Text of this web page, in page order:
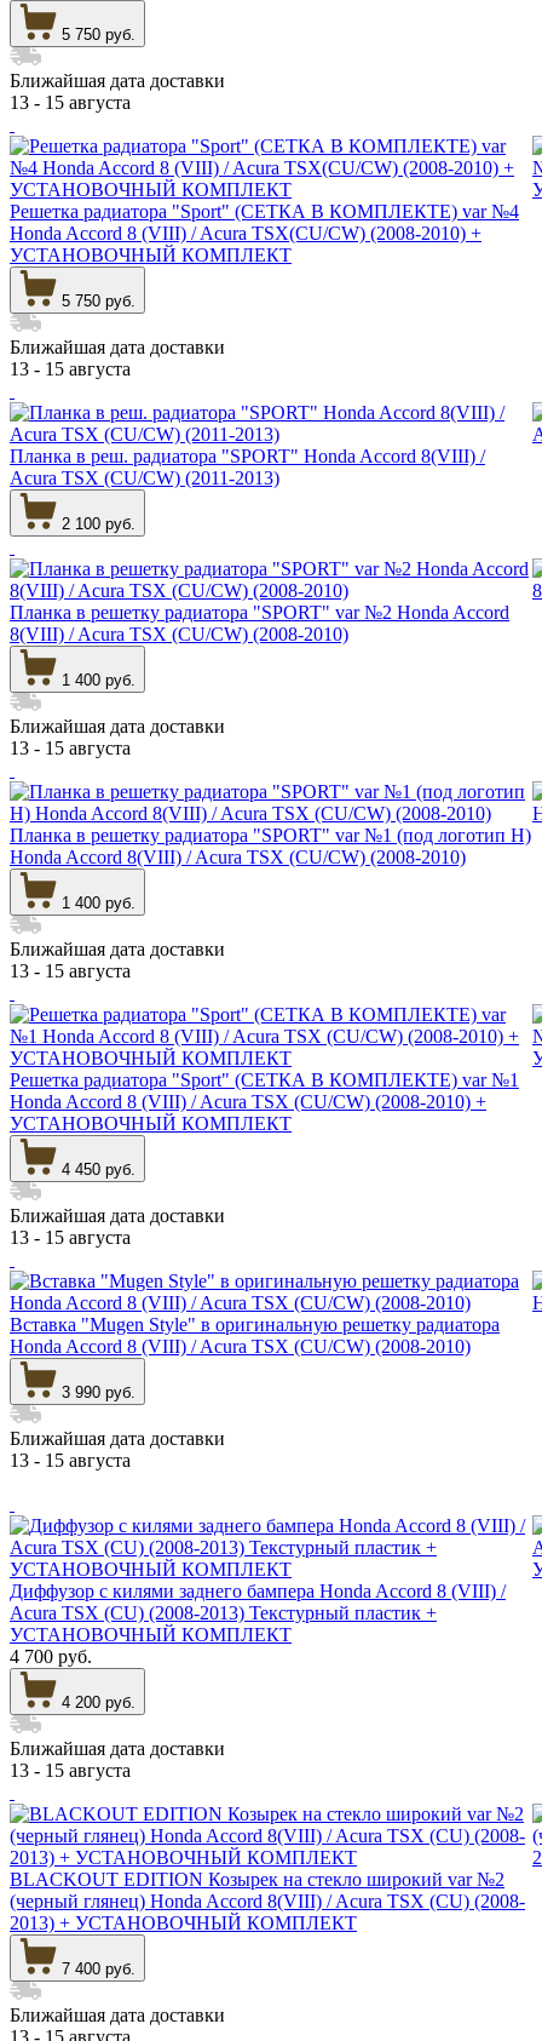
5 750 руб.
Ближайшая дата доставки
13 - 15 августа
Решетка радиатора "Sport" (СЕТКА В КОМПЛЕКТЕ) var №4
Honda Accord 8 (VIII) / Acura TSX(CU/CW) (2008-2010) +
УСТАНОВОЧНЫЙ КОМПЛЕКТ
5 750 руб.
Ближайшая дата доставки
13 - 15 августа
Планка в реш. радиатора "SPORT" Honda Accord 8(VIII) /
Acura TSX (CU/CW) (2011-2013)
2 100 руб.
Планка в решетку радиатора "SPORT" var №2 Honda Accord
8(VIII) / Acura TSX (CU/CW) (2008-2010)
1 400 руб.
Ближайшая дата доставки
13 - 15 августа
Планка в решетку радиатора "SPORT" var №1 (под логотип Н)
Honda Accord 8(VIII) / Acura TSX (CU/CW) (2008-2010)
1 400 руб.
Ближайшая дата доставки
13 - 15 августа
Решетка радиатора "Sport" (СЕТКА В КОМПЛЕКТЕ) var №1
Honda Accord 8 (VIII) / Acura TSX (CU/CW) (2008-2010) +
УСТАНОВОЧНЫЙ КОМПЛЕКТ
4 450 руб.
Ближайшая дата доставки
13 - 15 августа
Вставка "Mugen Style" в оригинальную решетку радиатора
Нonda Accord 8 (VIII) / Acura TSX (CU/CW) (2008-2010)
3 990 руб.
Ближайшая дата доставки
13 - 15 августа
Диффузор с килями заднего бампера Honda Accord 8 (VIII) /
Acura TSX (CU) (2008-2013) Текстурный пластик +
УСТАНОВОЧНЫЙ КОМПЛЕКТ
4 700 руб.
4 200 руб.
Ближайшая дата доставки
13 - 15 августа
BLACKOUT EDITION Козырек на стекло широкий var №2
(черный глянец) Honda Accord 8(VIII) / Acura TSX (CU) (2008-
2013) + УСТАНОВОЧНЫЙ КОМПЛЕКТ
7 400 руб.
Ближайшая дата доставки
13 - 15 августа